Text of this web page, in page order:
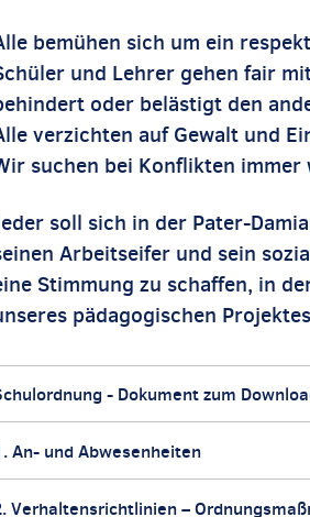
bemühen sich um ein
und Lehrer gehen fair
oder belästigt den
verzichten auf Gewalt und
suchen bei Konflikten immer
soll sich in der Pater-
Arbeitseifer und sein
Stimmung zu schaffen, in
pädagogischen
- Dokument zum
An- und Abwesenheiten
Verhaltensrichtlinien –